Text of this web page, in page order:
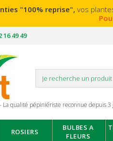
"100% reprise", vos
16 49 49
La qualité pépiniériste reconnue depuis 3
ROSIERS
BULBES A
FLEURS